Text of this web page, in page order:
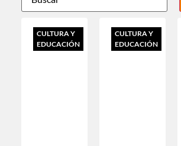
CULTURA Y
EDUCACIÓN
CULTURA Y
EDUCACIÓN